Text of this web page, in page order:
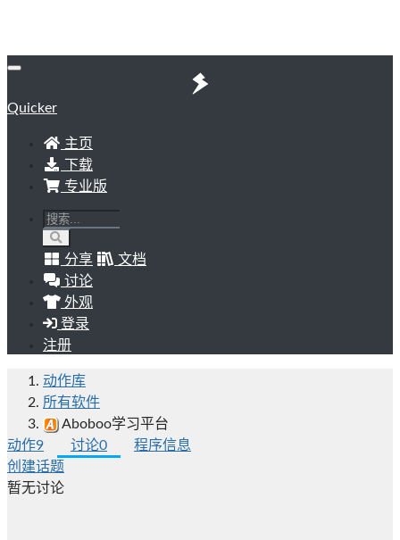
Quicker
主页
下载
专业版
分享
文档
讨论
外观
登录
注册
动作库
所有软件
Aboboo学习平台
动作9 讨论0
程序信息
创建话题
暂无讨论